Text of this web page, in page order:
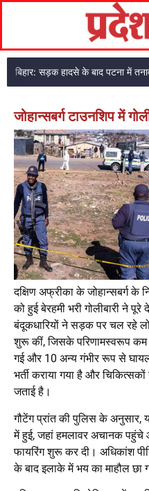
जोहान्सबर्ग टाउनशिप में
दक्षिण अफ्रीका के जोहान्सबर्ग के
को हुई बेरहमी भरी गोलीबारी ने
बंदूकधारियों ने सड़क पर चल रहे
शुरू कीं, जिसके परिणामस्वरूप कम
गई और 10 अन्य गंभीर रूप से
भर्ती कराया गया है और
जताई है।
गौटेंग प्रांत की पुलिस के अनुसार,
में हुई, जहां हमलावर अचानक पहुंचे
फायरिंग शुरू कर दी। अधिकांश
के बाद इलाके में भय का माहौल छा